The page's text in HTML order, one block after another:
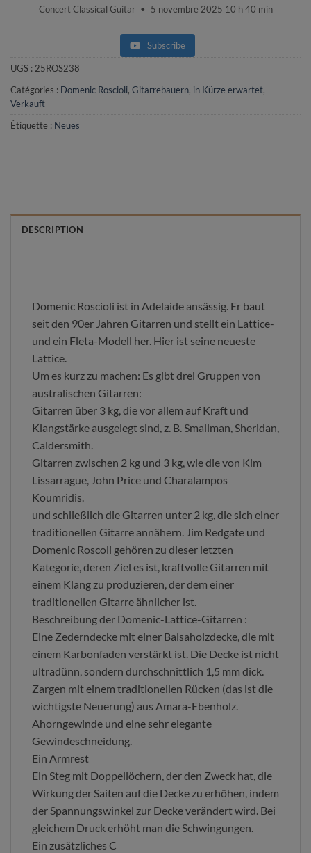
Concert Classical Guitar 5 novembre 2025 10 h 40 min
Subscribe
UGS : 25ROS238
Catégories : Domenic Roscioli, Gitarrebauern, in Kürze erwartet,
Verkauft
Étiquette : Neues
DESCRIPTION
Domenic Roscioli ist in Adelaide ansässig. Er baut
seit den 90er Jahren Gitarren und stellt ein Lattice-
und ein Fleta-Modell her. Hier ist seine neueste
Lattice.
Um es kurz zu machen: Es gibt drei Gruppen von
australischen Gitarren:
Gitarren über 3 kg, die vor allem auf Kraft und
Klangstärke ausgelegt sind, z. B. Smallman, Sheridan,
Caldersmith.
Gitarren zwischen 2 kg und 3 kg, wie die von Kim
Lissarrague, John Price und Charalampos
Koumridis.
und schließlich die Gitarren unter 2 kg, die sich einer
traditionellen Gitarre annähern. Jim Redgate und
Domenic Roscoli gehören zu dieser letzten
Kategorie, deren Ziel es ist, kraftvolle Gitarren mit
einem Klang zu produzieren, der dem einer
traditionellen Gitarre ähnlicher ist.
Beschreibung der Domenic-Lattice-Gitarren :
Eine Zederndecke mit einer Balsaholzdecke, die mit
einem Karbonfaden verstärkt ist. Die Decke ist nicht
ultradünn, sondern durchschnittlich 1,5 mm dick.
Zargen mit einem traditionellen Rücken (das ist die
wichtigste Neuerung) aus Amara-Ebenholz.
Ahorngewinde und eine sehr elegante
Gewindeschneidung.
Ein Armrest
Ein Steg mit Doppellöchern, der den Zweck hat, die
Wirkung der Saiten auf die Decke zu erhöhen, indem
der Spannungswinkel zur Decke verändert wird. Bei
gleichem Druck erhöht man die Schwingungen.
Ein zusätzliches C